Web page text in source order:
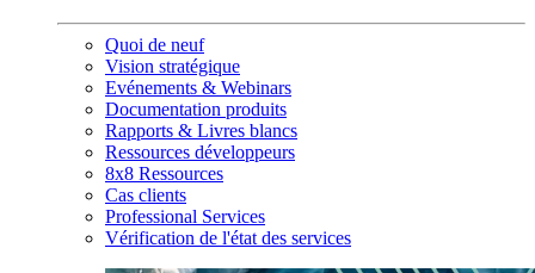
Quoi de neuf
Vision stratégique
Evénements & Webinars
Documentation produits
Rapports & Livres blancs
Ressources développeurs
8x8 Ressources
Cas clients
Professional Services
Vérification de l'état des services